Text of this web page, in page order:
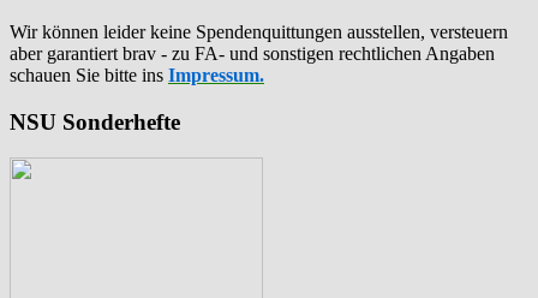
Wir können leider keine Spendenquittungen ausstellen, versteuern
aber garantiert brav - zu FA- und sonstigen rechtlichen Angaben
schauen Sie bitte ins Impressum.
NSU Sonderhefte